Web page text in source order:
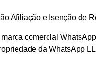
Afiliação e Isenção de
marca comercial
da WhatsApp